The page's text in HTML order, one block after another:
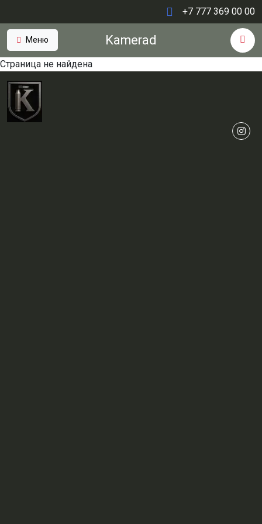
+7 777 369 00 00
Меню Kamerad
Страница не найдена